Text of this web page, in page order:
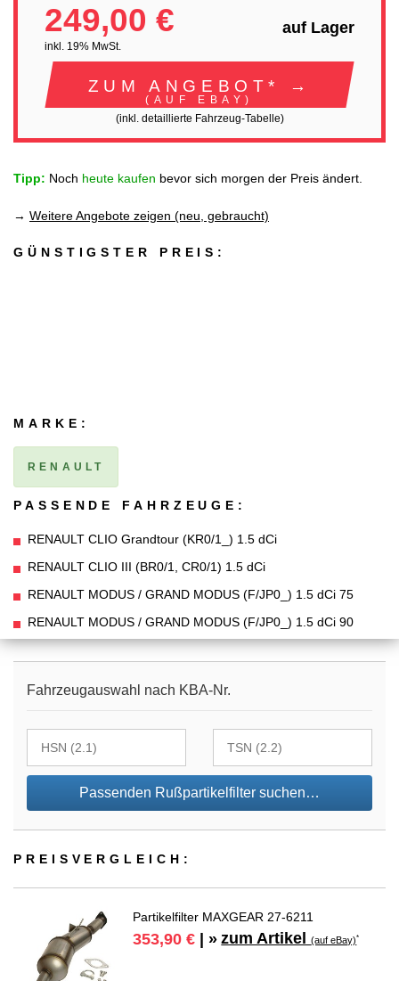
249,00 €
inkl. 19% MwSt.
auf Lager
ZUM ANGEBOT* →
(AUF EBAY)
(inkl. detaillierte Fahrzeug-Tabelle)
Tipp: Noch heute kaufen bevor sich morgen der Preis ändert.
→ Weitere Angebote zeigen (neu, gebraucht)
GÜNSTIGSTER PREIS:
MARKE:
RENAULT
PASSENDE FAHRZEUGE:
RENAULT CLIO Grandtour (KR0/1_) 1.5 dCi
RENAULT CLIO III (BR0/1, CR0/1) 1.5 dCi
RENAULT MODUS / GRAND MODUS (F/JP0_) 1.5 dCi 75
RENAULT MODUS / GRAND MODUS (F/JP0_) 1.5 dCi 90
Fahrzeugauswahl nach KBA-Nr.
Passenden Rußpartikelfilter suchen…
PREIS­VER­GLEICH:
Partikelfilter MAXGEAR 27-6211
353,90 € | » zum Artikel(auf eBay)*